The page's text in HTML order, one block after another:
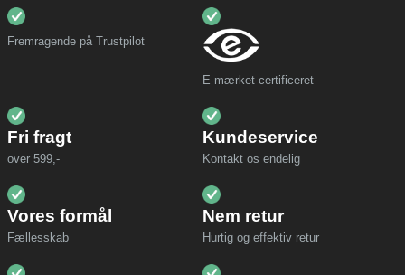
Fremragende på Trustpilot
E-mærket certificeret
Fri fragt
over 599,-
Kundeservice
Kontakt os endelig
Vores formål
Fællesskab
Nem retur
Hurtig og effektiv retur